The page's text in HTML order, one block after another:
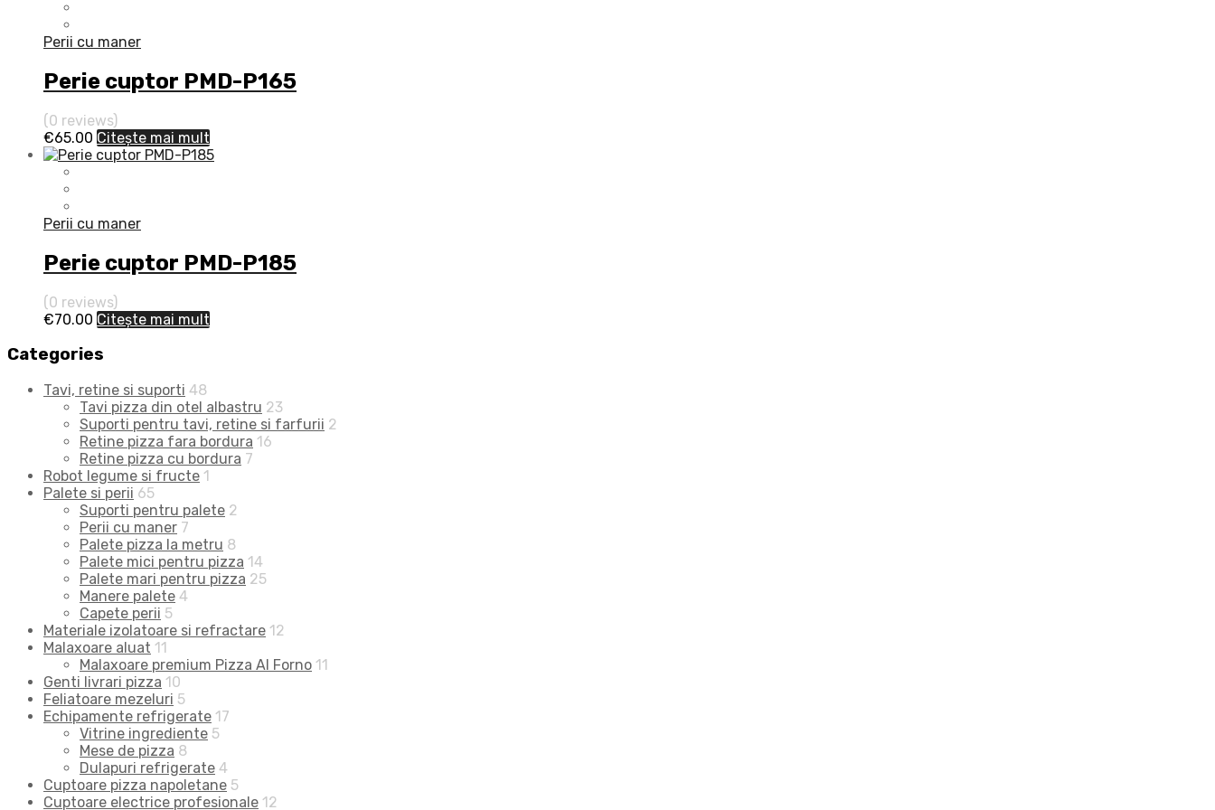
Perii cu maner
Perie cuptor PMD-P165
(0 reviews)
€65.00 Citește mai mult
Perii cu maner
Perie cuptor PMD-P185
(0 reviews)
€70.00 Citește mai mult
Categories
Tavi, retine si suporti 48
Tavi pizza din otel albastru 23
Suporti pentru tavi, retine si farfurii 2
Retine pizza fara bordura 16
Retine pizza cu bordura 7
Robot legume si fructe 1
Palete si perii 65
Suporti pentru palete 2
Perii cu maner 7
Palete pizza la metru 8
Palete mici pentru pizza 14
Palete mari pentru pizza 25
Manere palete 4
Capete perii 5
Materiale izolatoare si refractare 12
Malaxoare aluat 11
Malaxoare premium Pizza Al Forno 11
Genti livrari pizza 10
Feliatoare mezeluri 5
Echipamente refrigerate 17
Vitrine ingrediente 5
Mese de pizza 8
Dulapuri refrigerate 4
Cuptoare pizza napoletane 5
Cuptoare electrice profesionale 12